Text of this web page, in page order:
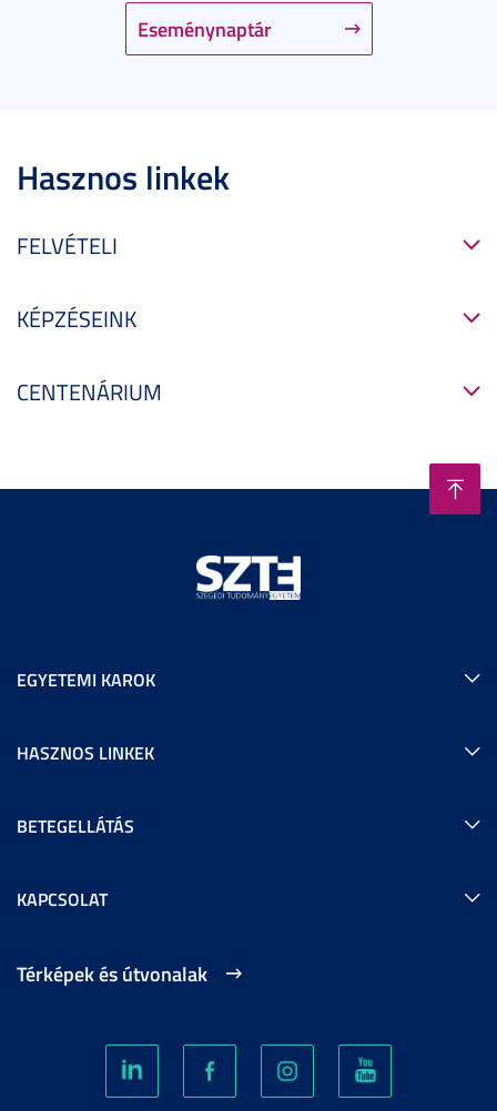
Eseménynaptár
Hasznos linkek
FELVÉTELI
KÉPZÉSEINK
CENTENÁRIUM
EGYETEMI KAROK
HASZNOS LINKEK
BETEGELLÁTÁS
KAPCSOLAT
Térképek és útvonalak